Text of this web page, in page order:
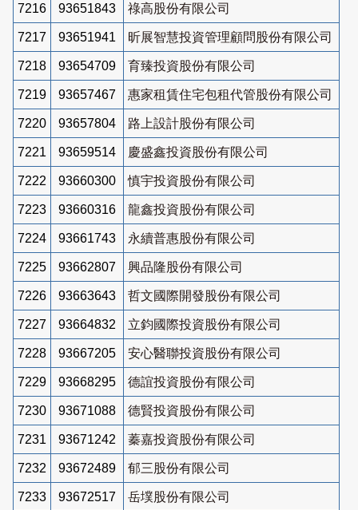
7216 93651843 祿高股份有限公司
7217 93651941 昕展智慧投資管理顧問股份有限公司
7218 93654709 育臻投資股份有限公司
7219 93657467 惠家租賃住宅包租代管股份有限公司
7220 93657804 路上設計股份有限公司
7221 93659514 慶盛鑫投資股份有限公司
7222 93660300 慎宇投資股份有限公司
7223 93660316 龍鑫投資股份有限公司
7224 93661743 永續普惠股份有限公司
7225 93662807 興品隆股份有限公司
7226 93663643 哲文國際開發股份有限公司
7227 93664832 立鈞國際投資股份有限公司
7228 93667205 安心醫聯投資股份有限公司
7229 93668295 德誼投資股份有限公司
7230 93671088 德賢投資股份有限公司
7231 93671242 蓁嘉投資股份有限公司
7232 93672489 郁三股份有限公司
7233 93672517 岳墣股份有限公司